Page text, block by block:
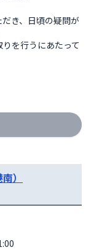
き、日頃の疑問が
を行うにあたって
）